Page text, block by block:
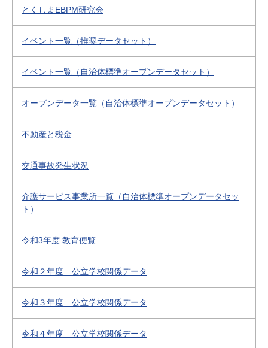
とくしまEBPM研究会
イベント一覧（推奨データセット）
イベント一覧（自治体標準オープンデータセット）
オープンデータ一覧（自治体標準オープンデータセット）
不動産と税金
交通事故発生状況
介護サービス事業所一覧（自治体標準オープンデータセッ
ト）
令和3年度 教育便覧
令和２年度 公立学校関係データ
令和３年度 公立学校関係データ
令和４年度 公立学校関係データ